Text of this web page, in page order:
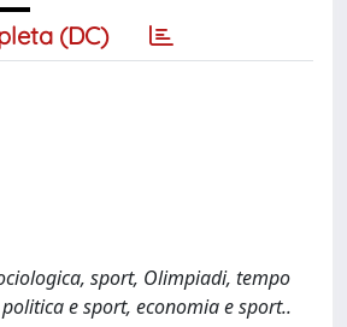
(DC)
sport, Olimpiadi, tempo
e sport, economia e sport..